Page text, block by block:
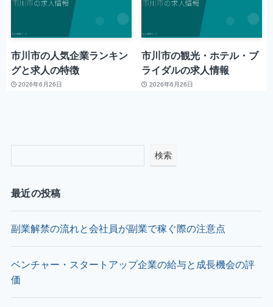
市川市の人気企業ランキン
グと求人の特徴
2026年6月26日
市川市の観光・ホテル・ブ
ライダルの求人情報
2026年6月26日
検索
最近の投稿
副業解禁の流れと会社員が副業で稼ぐ際の注意点
ベンチャー・スタートアップ企業の給与と成長機会の評
価